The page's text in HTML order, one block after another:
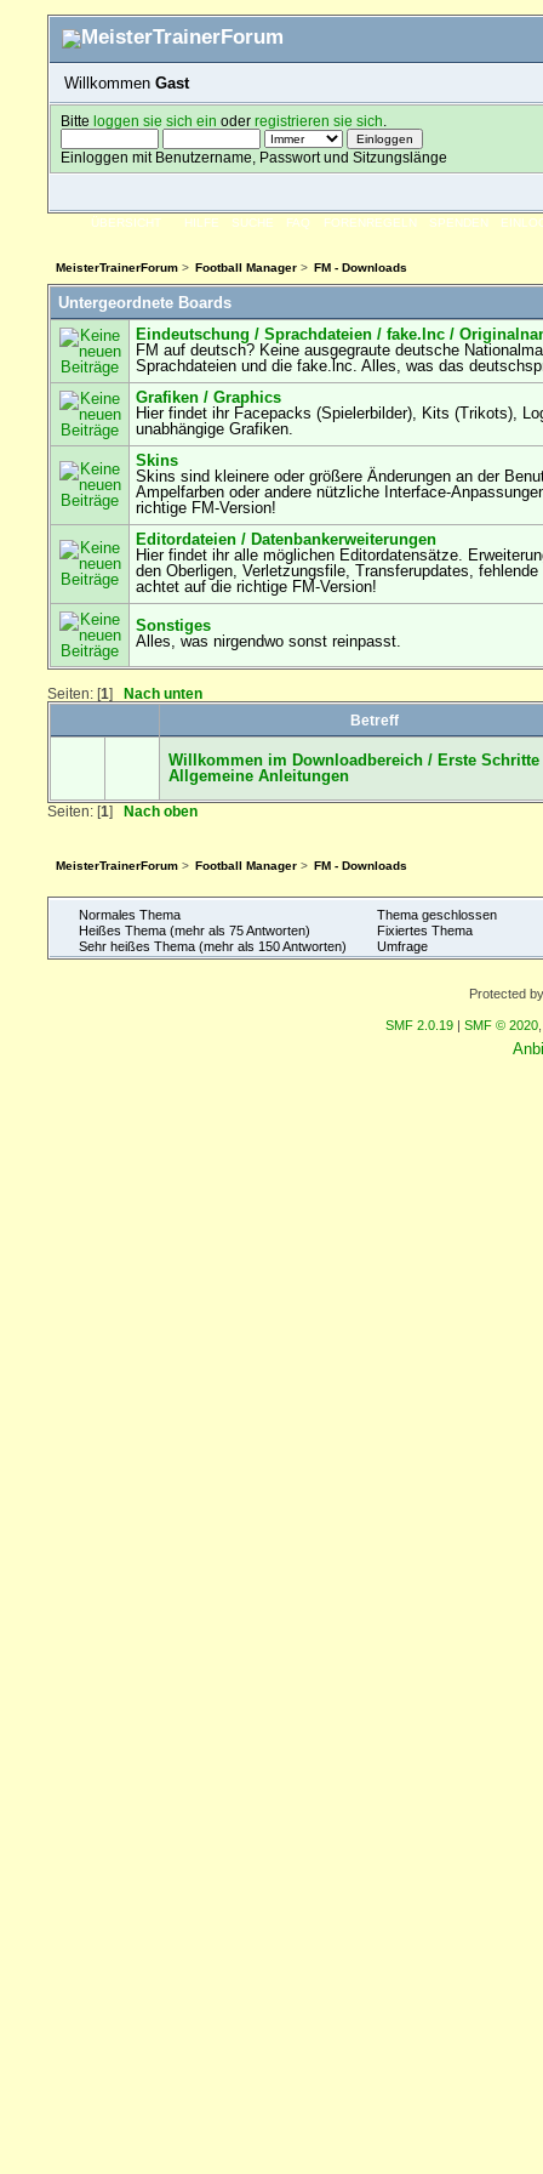
Willkommen Gast
Bitteloggen sie sich ein oderregistrieren sie sich
Einloggen mit Benutzername, Passwort und Sitzungslänge
ÜBERSICHT HILFE SUCHE FAQ FORENREGELN SPENDEN
MeisterTrainerForum> Football Manager> FM - Downloads
Untergeordnete Boards
Eindeutschung / Sprachdateien / fake.lnc /
FM auf deutsch? Keine ausgegraute deutsche
Sprachdateien und die fake.lnc. Alles, was das
Grafiken / Graphics
Hier findet ihr Facepacks (Spielerbilder), Kits (Trikots),
unabhängige Grafiken.
Skins
Skins sind kleinere oder größere Änderungen an der
Ampelfarben oder andere nützliche Interface-
richtige FM-Version!
Editordateien / Datenbankerweiterungen
Hier findet ihr alle möglichen Editordatensätze.
den Oberligen, Verletzungsfile, Transferupdates,
achtet auf die richtige FM-Version!
Sonstiges
Alles, was nirgendwo sonst reinpasst.
Seiten: [1]Nach unten
Betreff
Willkommen im Downloadbereich / Erste Schritte
Allgemeine Anleitungen
Seiten: [1]Nach oben
MeisterTrainerForum> Football Manager> FM - Downloads
Normales Thema
Heißes Thema (mehr als 75 Antworten)
Sehr heißes Thema (mehr als 150 Antworten)
Thema geschlossen
Fixiertes Thema
Umfrage
Protected
SMF 2.0.19 SMF © 2020